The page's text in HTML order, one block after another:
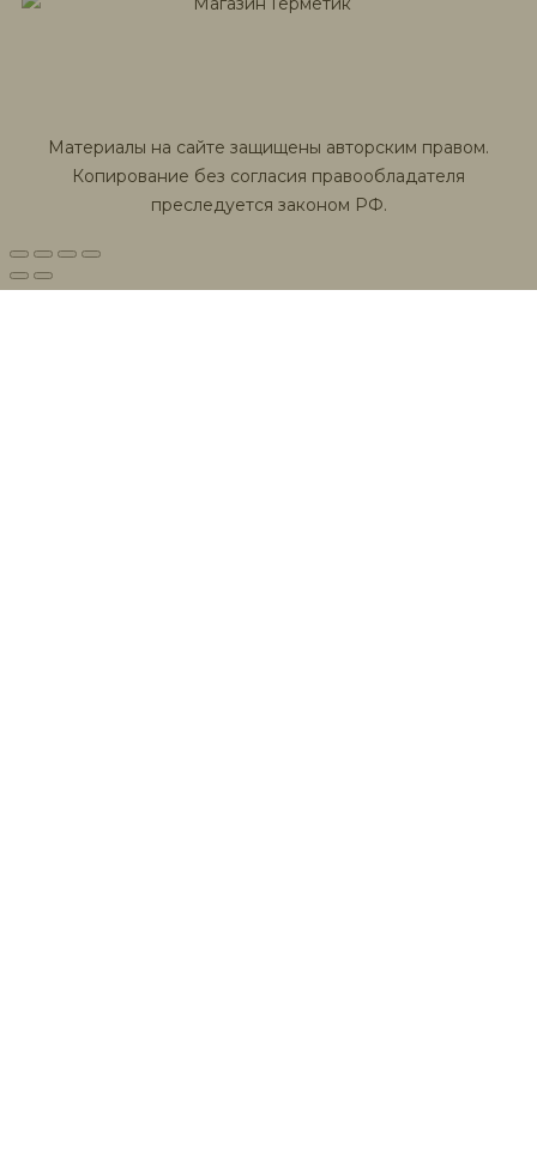
Материалы на сайте защищены авторским правом.
Копирование без согласия правообладателя
преследуется законом РФ.